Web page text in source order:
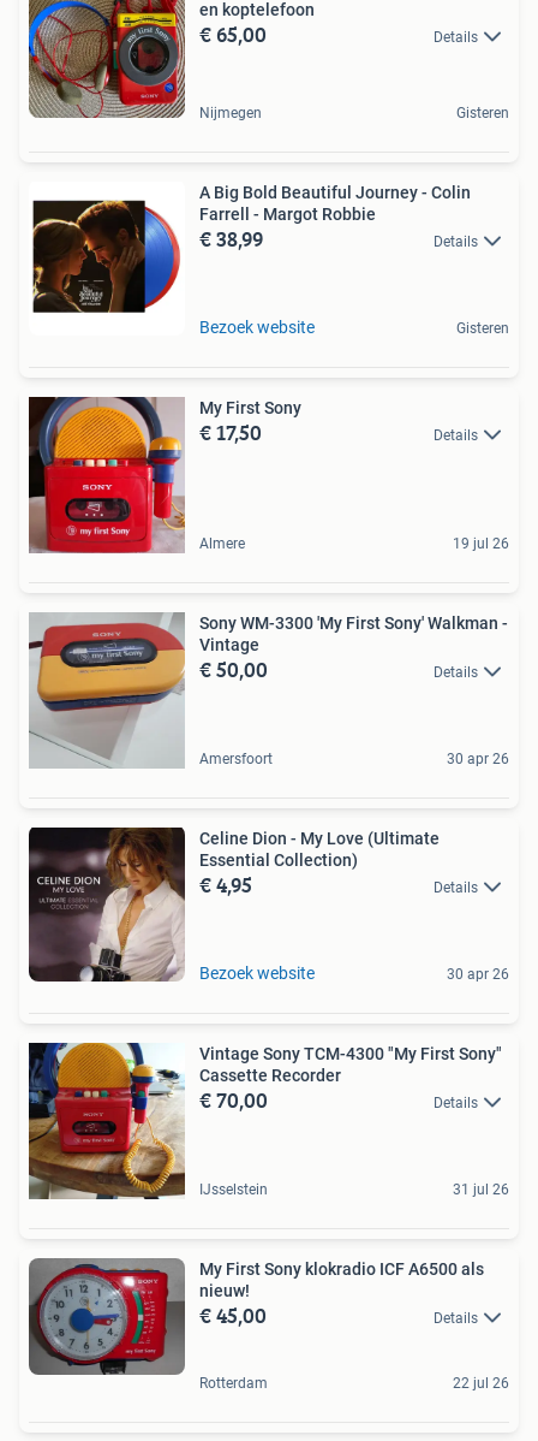
en koptelefoon
€ 65,00 Details
Nijmegen Gisteren
A Big Bold Beautiful Journey - Colin
Farrell - Margot Robbie
€ 38,99 Details
Bezoek website Gisteren
My First Sony
€ 17,50 Details
Almere 19 jul 26
Sony WM-3300 'My First Sony' Walkman -
Vintage
€ 50,00 Details
Amersfoort 30 apr 26
Celine Dion - My Love (Ultimate
Essential Collection)
€ 4,95 Details
Bezoek website 30 apr 26
Vintage Sony TCM-4300 "My First Sony"
Cassette Recorder
€ 70,00 Details
IJsselstein 31 jul 26
My First Sony klokradio ICF A6500 als
nieuw!
€ 45,00 Details
Rotterdam 22 jul 26